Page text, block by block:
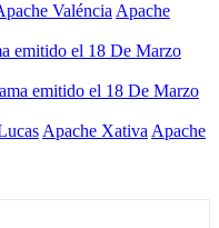
ValénciaApache
emitido el 18 De Marzo
Apache XativaApache